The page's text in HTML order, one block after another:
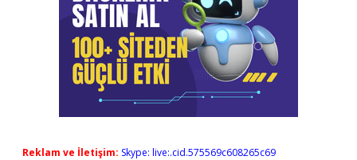
Reklam ve İletişim: Skype: live:.cid.575569c608265c69